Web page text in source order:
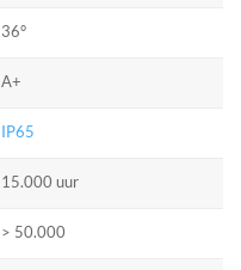
36°
A+
IP65
15.000 uur
> 50.000